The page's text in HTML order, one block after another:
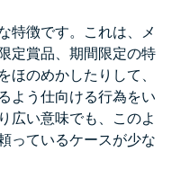
特徴です。これは、メ
定賞品、期間限定の特
ほのめかしたりして、
よう仕向ける行為をい
広い意味でも、このよ
っているケースが少な